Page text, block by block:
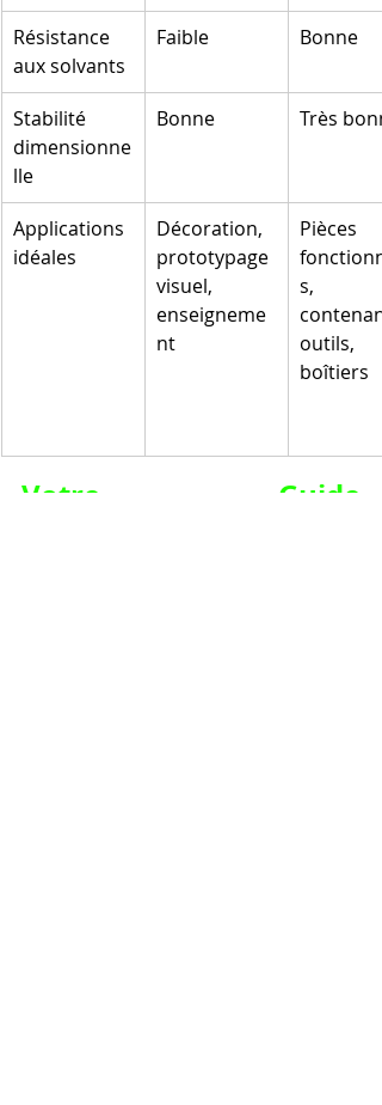
Résistance
aux solvants
Faible Bonne
Stabilité
dimensionne
lle
Bonne Très
Applications
idéales
Décoration,
prototypage
visuel,
enseigneme
nt
Pièces
s,
outils,
boîtiers
Votre Guide